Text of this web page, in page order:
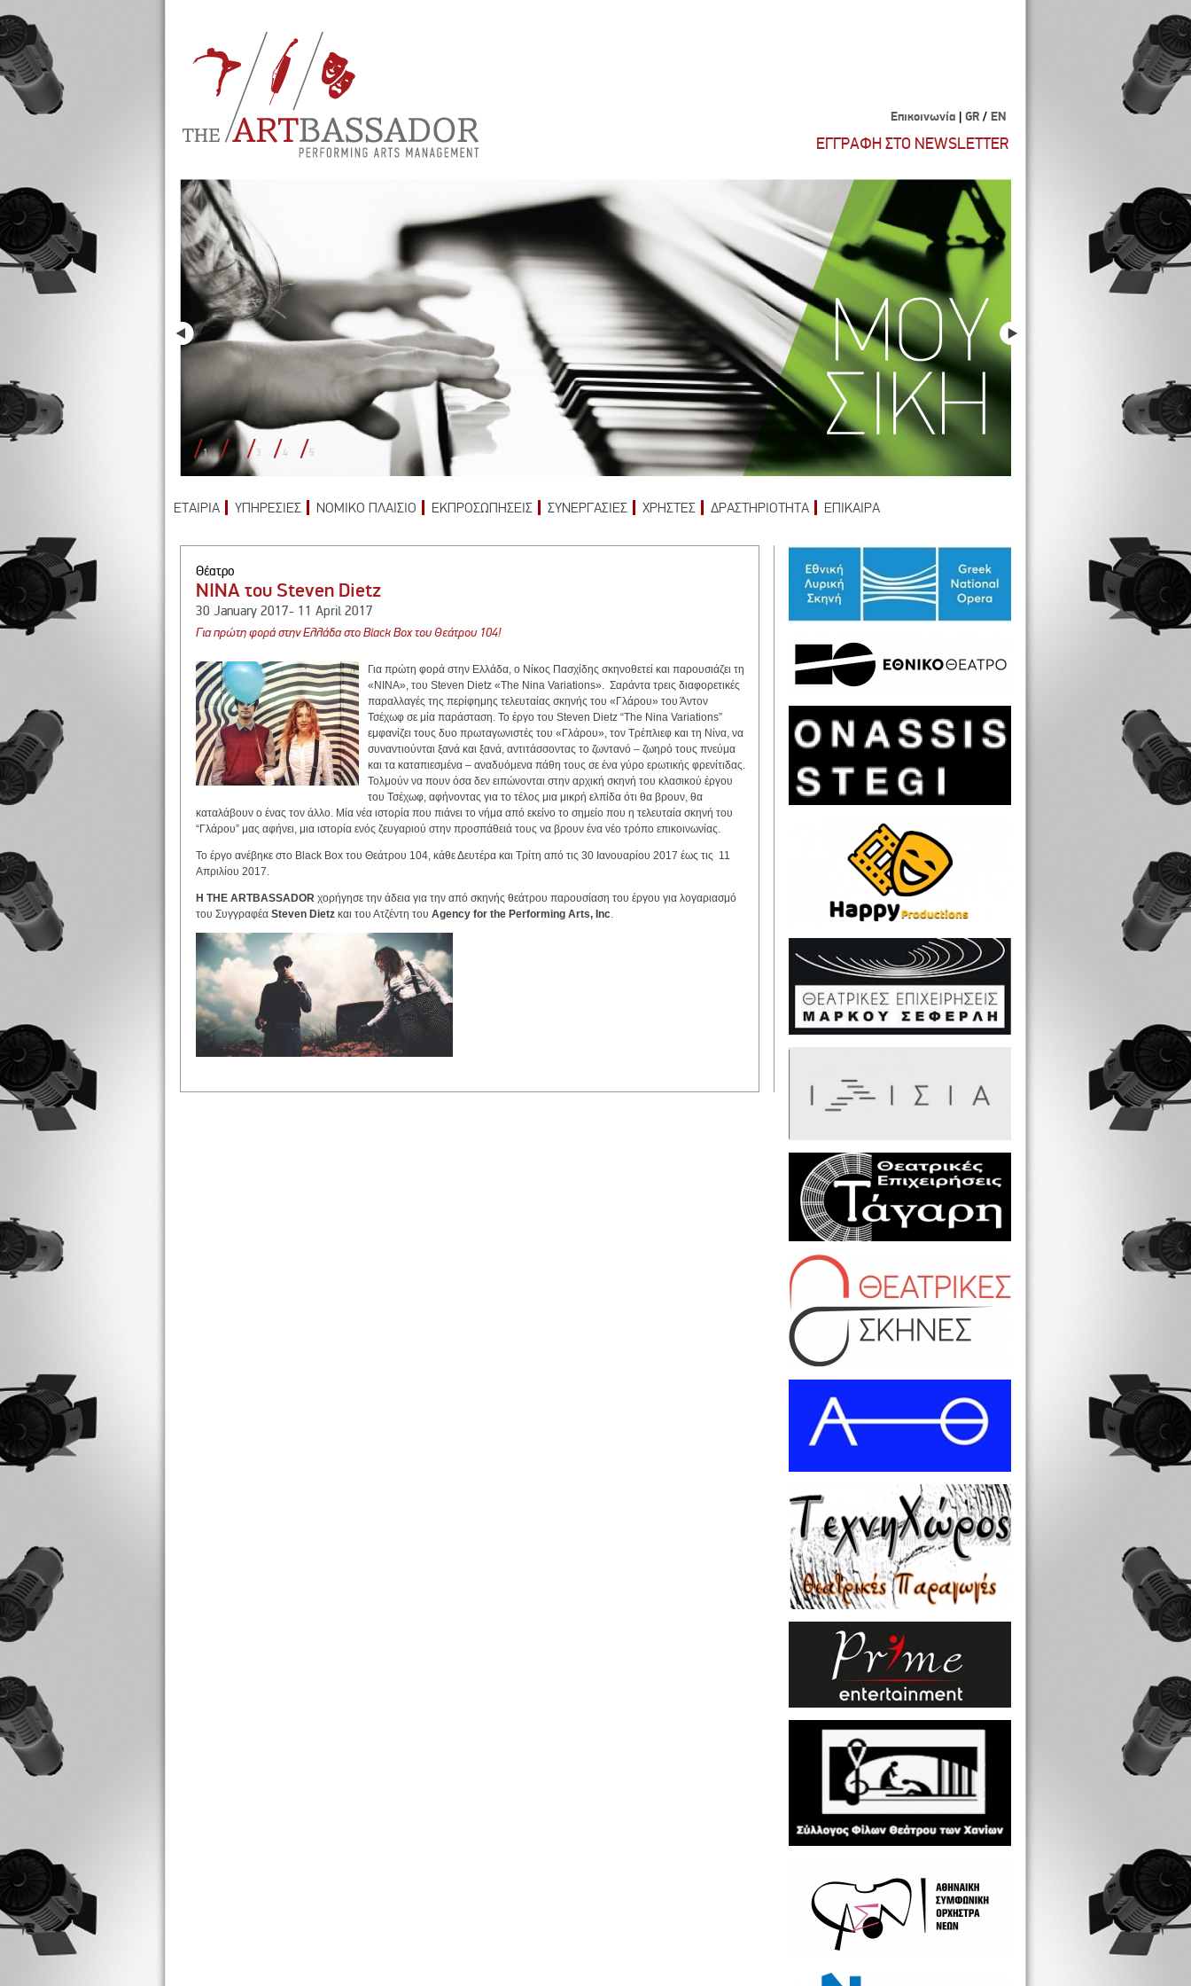
Επικοινωνία | GR / EN
ΕΓΓΡΑΦΗ ΣΤΟ NEWSLETTER
1 3 4 5
ΕΤΑΙΡΙΑ ΥΠΗΡΕΣΙΕΣ ΝΟΜΙΚΟ ΠΛΑΙΣΙΟ ΕΚΠΡΟΣΩΠΗΣΕΙΣ ΣΥΝΕΡΓΑΣΙΕΣ ΧΡΗΣΤΕΣ ΔΡΑΣΤΗΡΙΟΤΗΤΑ ΕΠΙΚΑΙΡΑ
Θέατρο
NINA του Steven Dietz
30 January 2017- 11 April 2017
Για πρώτη φορά στην Ελλάδα στο Black Box του Θεάτρου 104!
Για πρώτη φορά στην Ελλάδα, ο Νίκος Πασχίδης σκηνοθετεί και παρουσιάζει τη
«ΝINA», του Steven Dietz «The Nina Variations». Σαράντα τρεις διαφορετικές
παραλλαγές της περίφημης τελευταίας σκηνής του «Γλάρου» του Άντον
Τσέχωφ σε μία παράσταση. Το έργο του Steven Dietz “The Nina Variations”
εμφανίζει τους δυο πρωταγωνιστές του «Γλάρου», τον Τρέπλιεφ και τη Νίνα, να
συναντιούνται ξανά και ξανά, αντιτάσσοντας το ζωντανό – ζωηρό τους πνεύμα
και τα καταπιεσμένα – αναδυόμενα πάθη τους σε ένα γύρο ερωτικής φρενίτιδας.
Τολμούν να πουν όσα δεν ειπώνονται στην αρχική σκηνή του κλασικού έργου
του Τσέχωφ, αφήνοντας για το τέλος μια μικρή ελπίδα ότι θα βρουν, θα
καταλάβουν ο ένας τον άλλο. Μία νέα ιστορία που πιάνει το νήμα από εκείνο το σημείο που η τελευταία σκηνή του
“Γλάρου” μας αφήνει, μια ιστορία ενός ζευγαριού στην προσπάθειά τους να βρουν ένα νέο τρόπο επικοινωνίας.
Το έργο ανέβηκε στο Βlack Box του Θεάτρου 104, κάθε Δευτέρα και Τρίτη από τις 30 Ιανουαρίου 2017 έως τις 11
Απριλίου 2017.
Η THE ARTBASSADOR χορήγησε την άδεια για την από σκηνής θεάτρου παρουσίαση του έργου για λογαριασμό
του Συγγραφέα Steven Dietz και του Ατζέντη του Agency for the Performing Arts, Inc.